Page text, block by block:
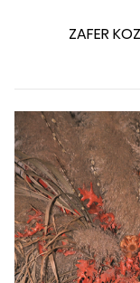
ZAFER